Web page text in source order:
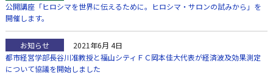
公開講座「ヒロシマを世界に伝えるために。ヒロシマ・サロンの試みから」を
開催します。
お知らせ
2021年6月 4日
都市経営学部長谷川准教授と福山シティＦＣ岡本佳大代表が経済波及効果測定
について協議を開始しました